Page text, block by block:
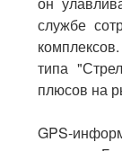
службе
типа
плюсов на
GPS-